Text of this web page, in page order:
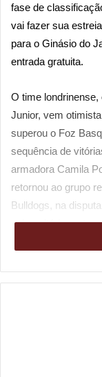
fase de
vai fazer sua
para o Ginásio do
entrada gratuita.
O time
Junior, vem
superou o Foz
sequência de
armadora Camila
retornou ao grupo
Bulldogs, na
universitário norte-
e lá. O basquete
feliz de voltar para
estava com
Uma das capitãs